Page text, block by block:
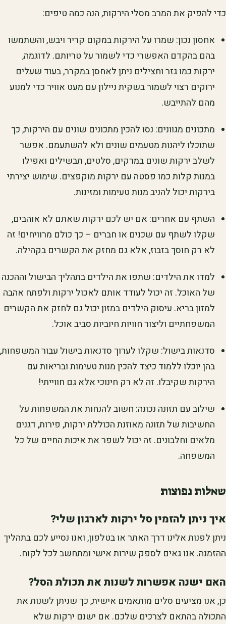
כדי להפיק את המרב מסלי הירקות, הנה כמה טיפים:
אחסון נכון: שמרו על הירקות במקום קריר ויבש, והשתמשו
בהם בהקדם האפשרי כדי לשמור על טריותם. לדוגמה,
ירקות כמו גזר וחצילים ניתן לאחסן במקרר, בעוד שעלים
ירוקים רצוי לשמור בשקית ניילון עם מעט אוויר כדי למנוע
מהם להתייבש.
מתכונים מגוונים: נסו להכין מתכונים שונים עם הירקות, כך
שתוכלו ליהנות מטעמים שונים ולא להשתעמם. אפשר
לשלב ירקות שונים במרקים, סלטים, תבשילים ואפילו
במנות קלות כמו פסטה עם ירקות מוקפצים. שימוש יצירתי
בירקות יכול להניב מנות טעימות ומזינות.
השתף עם אחרים: אם יש לכם ירקות שאתם לא אוהבים,
שקלו לשתף עם שכנים או חברים – כך כולם מרוויחים! זה
לא רק חוסך בזבוז, אלא גם מחזק את הקשרים בקהילה.
למדו את הילדים: שתפו את הילדים בתהליך הבישול וההכנה
של האוכל. זה יכול לעודד אותם לאכול ירקות ולפתח אהבה
למזון בריא. עיסוק הילדים במזון יכול גם לחזק את הקשרים
המשפחתיים וליצור חוויות חיוביות סביב אוכל.
סדנאות בישול: שקלו לערוך סדנאות בישול עבור המשפחות,
בהן יוכלו ללמוד כיצד להכין מנות טעימות ובריאות עם
הירקות שקיבלו. זה לא רק חינוכי אלא גם חווייתי!
שילוב עם תזונה נכונה: חשוב להנחות את המשפחות על
החשיבות של תזונה מאוזנת הכוללת ירקות, פירות, דגנים
מלאים וחלבונים. זה יכול לשפר את איכות החיים של כל
המשפחה.
שאלות נפוצות
איך ניתן להזמין סל ירקות לארגון שלי?
ניתן לפנות אלינו דרך האתר או בטלפון, ואנו נסייע לכם בתהליך
ההזמנה. אנו גאים לספק שירות אישי ומתחשב לכל לקוח.
האם ישנה אפשרות לשנות את תכולת הסל?
כן, אנו מציעים סלים מותאמים אישית, כך שניתן לשנות את
התכולה בהתאם לצרכים שלכם. אם ישנם ירקות שלא